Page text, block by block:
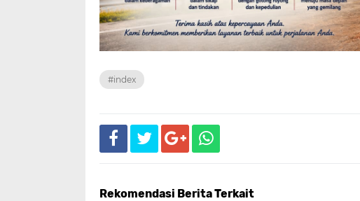
#index
Rekomendasi Berita Terkait